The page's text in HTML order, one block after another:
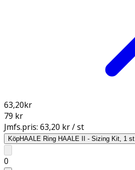
63,20kr
79 kr
Jmfs.pris: 63,20 kr / st
KöpHAALE Ring HAALE II - Sizing Kit, 1 st
0